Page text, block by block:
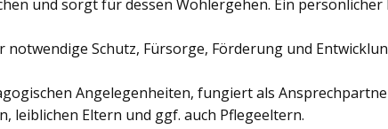
und sorgt für dessen Wohlergehen. Ein
Schutz, Fürsorge, Förderung und
Angelegenheiten, fungiert als
Eltern und ggf. auch Pflegeeltern.